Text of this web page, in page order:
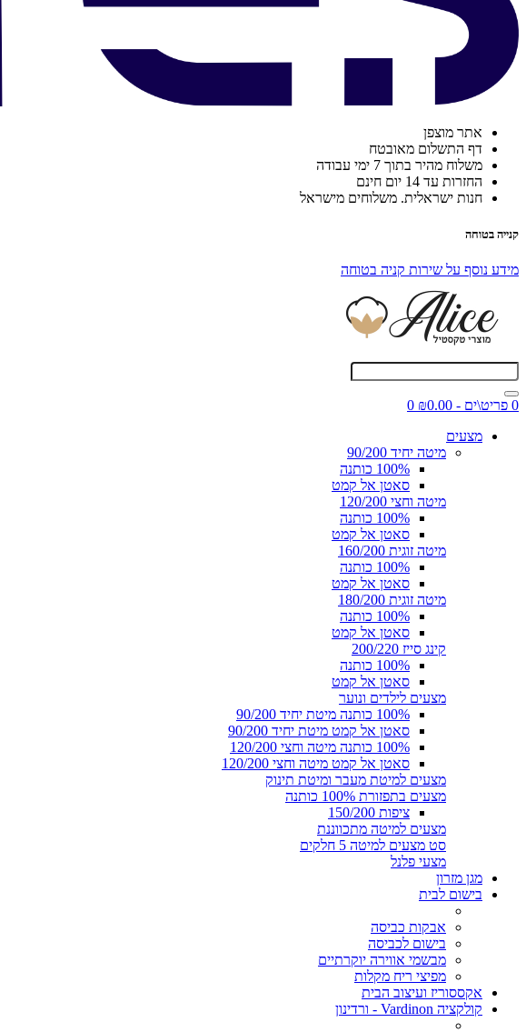
אתר מוצפן
דף התשלום מאובטח
משלוח מהיר בתוך 7 ימי עבודה
החזרות עד 14 יום חינם
חנות ישראלית. משלוחים מישראל
קנייה בטוחה
מידע נוסף על שירות קניה בטוחה
0 פריט\ים - ₪0.00
0
מצעים
מיטה יחיד 90/200
100% כותנה
סאטן אל קמט
מיטה וחצי 120/200
100% כותנה
סאטן אל קמט
מיטה זוגית 160/200
100% כותנה
סאטן אל קמט
מיטה זוגית 180/200
100% כותנה
סאטן אל קמט
קינג סייז 200/220
100% כותנה
סאטן אל קמט
מצעים לילדים ונוער
100% כותנה מיטת יחיד 90/200
סאטן אל קמט מיטת יחיד 90/200
100% כותנה מיטה וחצי 120/200
סאטן אל קמט מיטה וחצי 120/200
מצעים למיטת מעבר ומיטת תינוק
מצעים בתפזורת 100% כותנה
ציפות 150/200
מצעים למיטה מתכווננת
סט מצעים למיטה 5 חלקים
מצעי פלנל
מגן מזרון
בישום לבית
אבקות כביסה
בישום לכביסה
מבשמי אווירה יוקרתיים
מפיצי ריח מקלות
אקססוריז ועיצוב הבית
קולקציה Vardinon - ורדינון